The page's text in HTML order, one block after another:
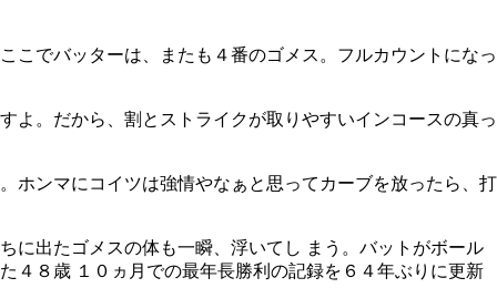
こでバッターは、またも４番のゴメス。フルカウントになっ
よ。だから、割とストライクが取りやすいインコースの真っ
ホンマにコイツは強情やなぁと思ってカーブを放ったら、打
に出たゴメスの体も一瞬、浮いてし まう。バットがボール
４８歳 １０ヵ月での最年長勝利の記録を６４年ぶりに更新